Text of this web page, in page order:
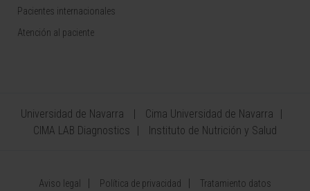
Pacientes internacionales
Atención al paciente
Universidad de Navarra
Cima Universidad de Navarra
CIMA LAB Diagnostics
Instituto de Nutrición y Salud
Aviso legal Política de privacidad Tratamiento datos